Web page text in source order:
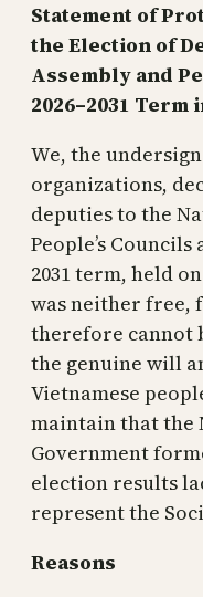
Statement of
the Election of
Assembly and
2026–2031 Term
We, the
organizations,
deputies to the
People’s
2031 term, held
was neither free,
therefore cannot
the genuine will
Vietnamese
maintain that the
Government
election results
represent the
Reasons